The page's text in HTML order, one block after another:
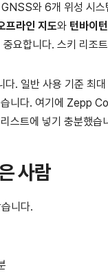
와 6개 위성 시
프라인 지도와 턴바이
요합니다. 스키 리조
. 일반 사용 기준 최
니다. 여기에 Zepp
리스트에 넣기 충분했습
사람
니다.